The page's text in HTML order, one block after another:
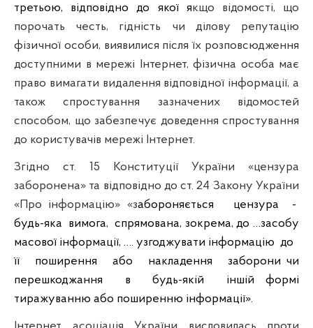
третьою, відповідно до якої якщо відомості, що
порочать честь, гідність чи ділову репутацію
фізичної особи, виявилися після їх розповсюдження
доступними в мережі Інтернет, фізична особа має
право вимагати видалення відповідної інформації, а
також спростування зазначених відомостей
способом, що забезпечує доведення спростування
до користувачів мережі Інтернет.
Згідно ст. 15 Конституції України «цензура
заборонена» та відповідно до ст. 24 Закону України
«Про інформацію» «забороняється цензура
-
будь-яка вимога, спрямована, зокрема, до …засобу
масової інформації, …. узгоджувати інформацію до
її
поширення або накладення
заборони чи
перешкоджання
в будь-якій
іншій формі
тиражуванню або поширенню інформації».